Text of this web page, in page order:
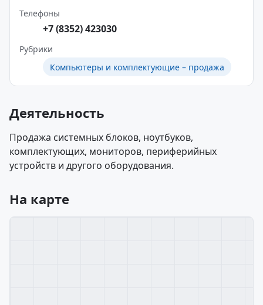
Телефоны
+7 (8352) 423030
Рубрики
Компьютеры и комплектующие – продажа
Деятельность
Продажа системных блоков, ноутбуков,
комплектующих, мониторов, периферийных
устройств и другого оборудования.
На карте